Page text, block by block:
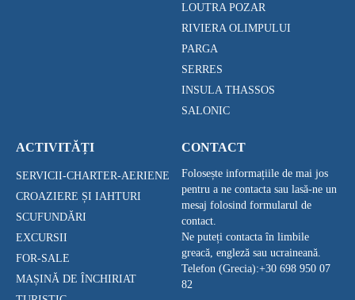
LOUTRA POZAR
RIVIERA OLIMPULUI
PARGA
SERRES
INSULA THASSOS
SALONIC
ACTIVITĂȚI
SERVICII-CHARTER-AERIENE
CROAZIERE ȘI IAHTURI
SCUFUNDĂRI
EXCURSII
FOR-SALE
MAȘINĂ DE ÎNCHIRIAT
CONTACT
Folosește informațiile de mai jos
pentru a ne contacta sau lasă-ne un
mesaj folosind formularul de
contact.
Ne puteți contacta în limbile
greacă, engleză sau ucraineană.
Telefon (Grecia):+30 698 950 07
82